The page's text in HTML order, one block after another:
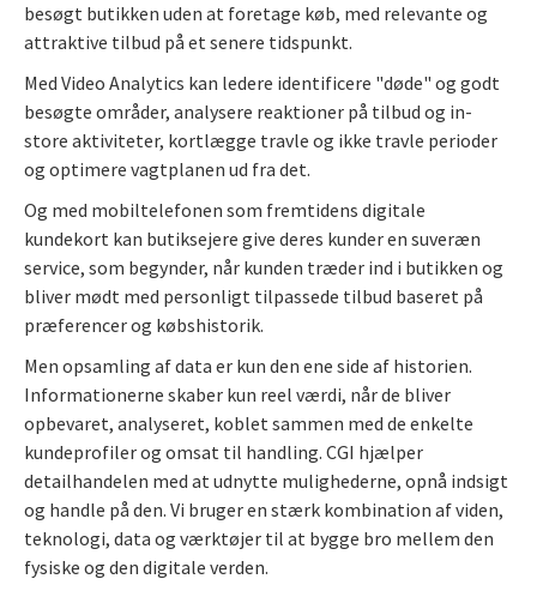
besøgt butikken uden at foretage køb, med relevante og
attraktive tilbud på et senere tidspunkt.
Med Video Analytics kan ledere identificere "døde" og godt
besøgte områder, analysere reaktioner på tilbud og in-
store aktiviteter, kortlægge travle og ikke travle perioder
og optimere vagtplanen ud fra det.
Og med mobiltelefonen som fremtidens digitale
kundekort kan butiksejere give deres kunder en suveræn
service, som begynder, når kunden træder ind i butikken og
bliver mødt med personligt tilpassede tilbud baseret på
præferencer og købshistorik.
Men opsamling af data er kun den ene side af historien.
Informationerne skaber kun reel værdi, når de bliver
opbevaret, analyseret, koblet sammen med de enkelte
kundeprofiler og omsat til handling. CGI hjælper
detailhandelen med at udnytte mulighederne, opnå indsigt
og handle på den. Vi bruger en stærk kombination af viden,
teknologi, data og værktøjer til at bygge bro mellem den
fysiske og den digitale verden.